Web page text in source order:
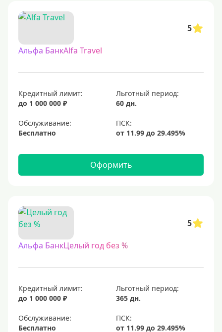
5
Альфа БанкAlfa Travel
Кредитный лимит:
до 1 000 000 ₽
Льготный период:
60 дн.
Обслуживание:
Бесплатно
Оформить
5
Альфа БанкЦелый год без %
Кредитный лимит:
до 1 000 000 ₽
Льготный период:
365 дн.
Обслуживание:
Бесплатно